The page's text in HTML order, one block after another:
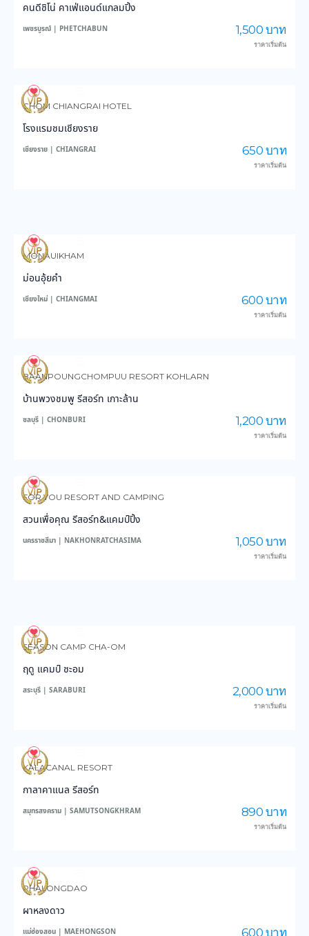
คนดีชิโน่ คาเฟ่แอนด์แกลมปิ้ง
เพชรบูรณ์ | PHETCHABUN 1,500 บาท
ราคาเริ่มต้น
3,634
CHOM CHIANGRAI HOTEL
โรงแรมชมเชียงราย
เชียงราย | CHIANGRAI 650 บาท
ราคาเริ่มต้น
3,992
MONAUIKHAM
ม่อนอุ้ยคำ
เชียงใหม่ | CHIANGMAI 600 บาท
ราคาเริ่มต้น
4,192
BAANPOUNGCHOMPUU RESORT KOHLARN
บ้านพวงชมพู รีสอร์ท เกาะล้าน
ชลบุรี | CHONBURI 1,200 บาท
ราคาเริ่มต้น
4,305
FOR YOU RESORT AND CAMPING
สวนเพื่อคุณ รีสอร์ท&แคมป์ปิ้ง
นครราชสีมา | NAKHONRATCHASIMA 1,050 บาท
ราคาเริ่มต้น
3,572
SEASON CAMP CHA-OM
ฤดู แคมป์ ชะอม
สระบุรี | SARABURI 2,000 บาท
ราคาเริ่มต้น
3,425
KALACANAL RESORT
กาลาคาแนล รีสอร์ท
สมุทรสงคราม | SAMUTSONGKHRAM 890 บาท
ราคาเริ่มต้น
6,315
PHALONGDAO
ผาหลงดาว
แม่ฮ่องสอน | MAEHONGSON 600 บาท